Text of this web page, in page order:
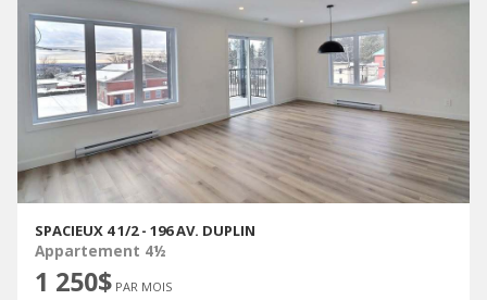
SPACIEUX 4 1/2 - 196 AV. DUPLIN
Appartement 4½
1 250$ PAR MOIS